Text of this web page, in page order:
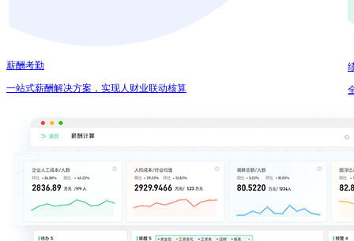
薪酬考勤
一站式薪酬解决方案，实现人财业联动核算